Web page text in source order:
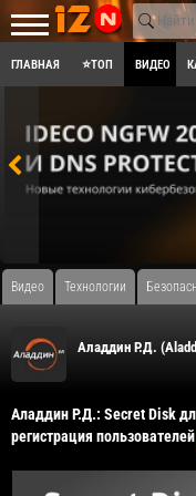
ГЛАВНАЯ ⭐ТОП ВИДЕО
Видео Технологии
Аладдин Р.Д.
Аладдин Р.Д.: Secret Disk
регистрация пользователей